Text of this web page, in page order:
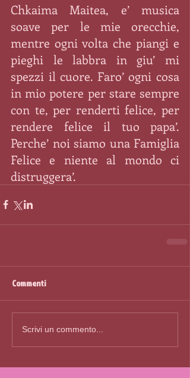
Chkaima Maitea, e’ musica
soave per le mie orecchie,
mentre ogni volta che piangi e
pieghi le labbra in giu’ mi
spezzi il cuore. Faro’ ogni cosa
in mio potere per stare sempre
con te, per renderti felice, per
rendere felice il tuo papa’.
Perche’ noi siamo una Famiglia
Felice e niente al mondo ci
distruggera’.
Commenti
Scrivi un commento...